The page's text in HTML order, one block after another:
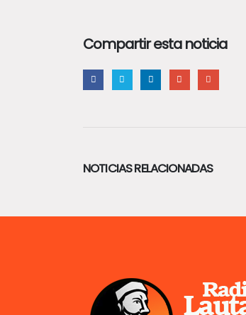
Compartir esta noticia
NOTICIAS RELACIONADAS